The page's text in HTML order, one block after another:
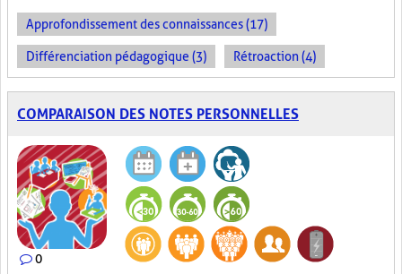
Approfondissement des connaissances (17)
Différenciation pédagogique (3) Rétroaction (4)
COMPARAISON DES NOTES PERSONNELLES
0